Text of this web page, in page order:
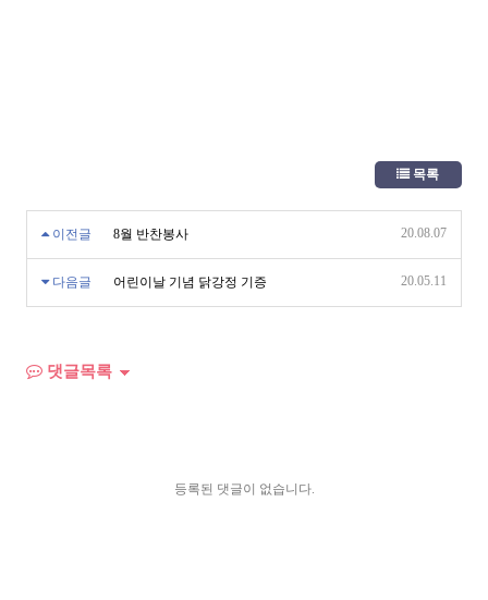
목록
이전글 8월 반찬봉사 20.08.07
다음글 어린이날 기념 닭강정 기증 20.05.11
댓글목록
등록된 댓글이 없습니다.